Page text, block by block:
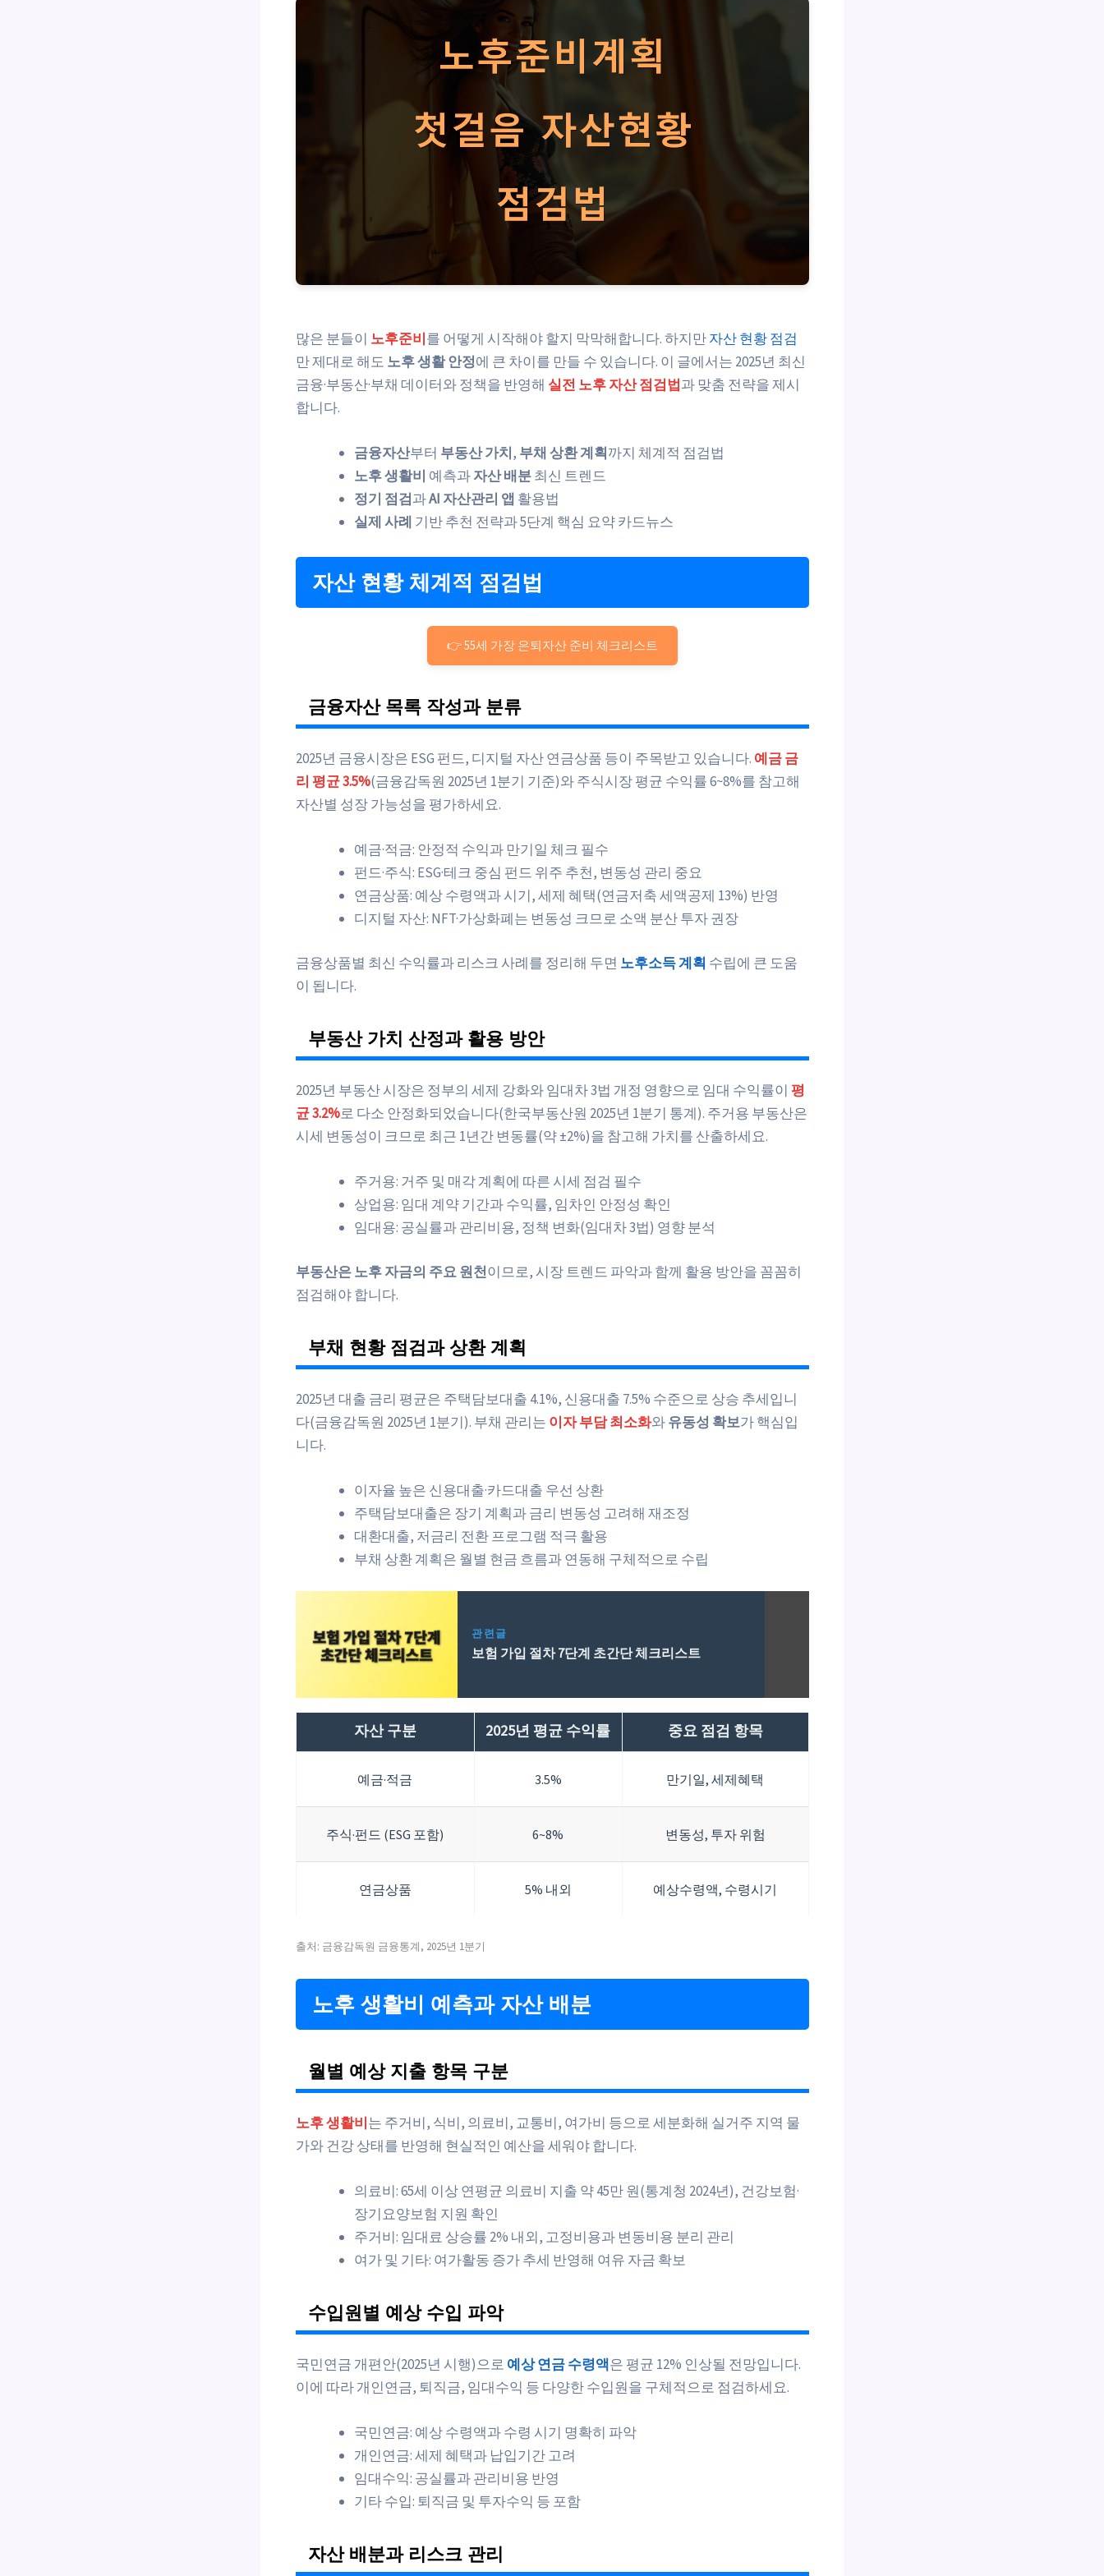
많은 분들이 노후준비를 어떻게 시작해야 할지 막막해합니다. 하지만자산 현황 점검
만 제대로 해도 노후 생활 안정에 큰 차이를 만들 수 있습니다. 이 글에서는 2025년 최신
금융·부동산·부채 데이터와 정책을 반영해 실전 노후 자산 점검법과 맞춤 전략을 제시
합니다.
금융자산부터 부동산 가치, 부채 상환 계획까지 체계적 점검법
노후 생활비 예측과자산 배분최신 트렌드
정기 점검과AI 자산관리 앱 활용법
실제 사례 기반 추천 전략과 5단계 핵심 요약 카드뉴스
자산 현황 체계적 점검법
👉 55세 가장 은퇴자산 준비 체크리스트
금융자산 목록 작성과 분류
2025년 금융시장은 ESG 펀드, 디지털 자산 연금상품 등이 주목받고 있습니다. 예금 금
리 평균 3.5%(금융감독원 2025년 1분기 기준)와 주식시장 평균 수익률 6~8%를 참고해
자산별 성장 가능성을 평가하세요.
예금·적금: 안정적 수익과 만기일 체크 필수
펀드·주식: ESG·테크 중심 펀드 위주 추천, 변동성 관리 중요
연금상품: 예상 수령액과 시기, 세제 혜택(연금저축 세액공제 13%) 반영
디지털 자산: NFT·가상화폐는 변동성 크므로 소액 분산 투자 권장
금융상품별 최신 수익률과 리스크 사례를 정리해 두면 노후소득 계획 수립에 큰 도움
이 됩니다.
부동산 가치 산정과 활용 방안
2025년 부동산 시장은 정부의 세제 강화와 임대차 3법 개정 영향으로 임대 수익률이 평
균 3.2%로 다소 안정화되었습니다(한국부동산원 2025년 1분기 통계). 주거용 부동산은
시세 변동성이 크므로 최근 1년간 변동률(약 ±2%)을 참고해 가치를 산출하세요.
주거용: 거주 및 매각 계획에 따른 시세 점검 필수
상업용: 임대 계약 기간과 수익률, 임차인 안정성 확인
임대용: 공실률과 관리비용, 정책 변화(임대차 3법) 영향 분석
부동산은 노후 자금의 주요 원천이므로, 시장 트렌드 파악과 함께 활용 방안을 꼼꼼히
점검해야 합니다.
부채 현황 점검과 상환 계획
2025년 대출 금리 평균은 주택담보대출 4.1%, 신용대출 7.5% 수준으로 상승 추세입니
다(금융감독원 2025년 1분기). 부채 관리는 이자 부담 최소화와유동성 확보가 핵심입
니다.
이자율 높은 신용대출·카드대출 우선 상환
주택담보대출은 장기 계획과 금리 변동성 고려해 재조정
대환대출, 저금리 전환 프로그램 적극 활용
부채 상환 계획은 월별 현금 흐름과 연동해 구체적으로 수립
관련글
보험 가입 절차 7단계 초간단 체크리스트
자산 구분 2025년 평균 수익률 중요 점검 항목
예금·적금 3.5% 만기일, 세제혜택
주식·펀드 (ESG 포함) 6~8% 변동성, 투자 위험
연금상품 5% 내외 예상수령액, 수령시기
출처: 금융감독원 금융통계, 2025년 1분기
노후 생활비 예측과 자산 배분
월별 예상 지출 항목 구분
노후 생활비는 주거비, 식비, 의료비, 교통비, 여가비 등으로 세분화해 실거주 지역 물
가와 건강 상태를 반영해 현실적인 예산을 세워야 합니다.
의료비: 65세 이상 연평균 의료비 지출 약 45만 원(통계청 2024년), 건강보험·
장기요양보험 지원 확인
주거비: 임대료 상승률 2% 내외, 고정비용과 변동비용 분리 관리
여가 및 기타: 여가활동 증가 추세 반영해 여유 자금 확보
수입원별 예상 수입 파악
국민연금 개편안(2025년 시행)으로 예상 연금 수령액은 평균 12% 인상될 전망입니다.
이에 따라 개인연금, 퇴직금, 임대수익 등 다양한 수입원을 구체적으로 점검하세요.
국민연금: 예상 수령액과 수령 시기 명확히 파악
개인연금: 세제 혜택과 납입기간 고려
임대수익: 공실률과 관리비용 반영
기타 수입: 퇴직금 및 투자수익 등 포함
자산 배분과 리스크 관리